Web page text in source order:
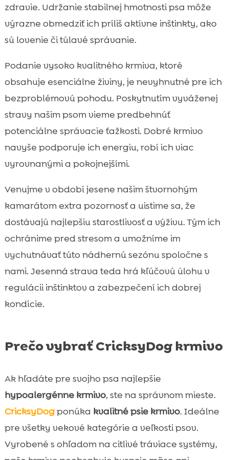
zdravie. Udržanie stabilnej hmotnosti psa môže
výrazne obmedziť ich príliš aktívne inštinkty, ako
sú lovenie či túlavé správanie.
Podanie vysoko kvalitného krmiva, ktoré
obsahuje esenciálne živiny, je nevyhnutné pre ich
bezproblémovú pohodu. Poskytnutím vyváženej
stravy našim psom vieme predbehnúť
potenciálne správacie ťažkosti. Dobré krmivo
navyše podporuje ich energiu, robí ich viac
vyrovnanými a pokojnejšími.
Venujme v období jesene našim štvornohým
kamarátom extra pozornosť a uistime sa, že
dostávajú najlepšiu starostlivosť a výživu. Tým ich
ochránime pred stresom a umožníme im
vychutnávať túto nádhernú sezónu spoločne s
nami. Jesenná strava teda hrá kľúčovú úlohu v
regulácii inštinktov a zabezpečení ich dobrej
kondície.
Prečo vybrať CricksyDog krmivo
Ak hľadáte pre svojho psa najlepšie
hypoalergénne krmivo, ste na správnom mieste.
CricksyDogponúka kvalitné psie krmivo. Ideálne
pre všetky vekové kategórie a veľkosti psov.
Vyrobené s ohľadom na citlivé tráviace systémy,